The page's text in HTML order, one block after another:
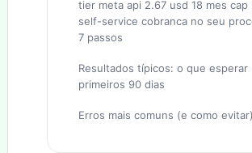
tier meta api 2.67 usd 18 mes cap
self-service cobranca no seu
7 passos
Resultados típicos: o que esperar
primeiros 90 dias
Erros mais comuns (e como evitar)